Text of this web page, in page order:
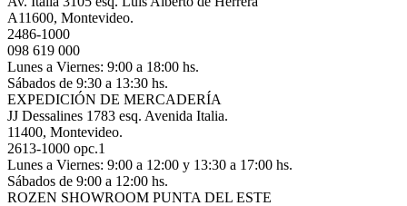
A11600, Montevideo.
2486-1000
098 619 000
Lunes a Viernes: 9:00 a 18:00 hs.
Sábados de 9:30 a 13:30 hs.
EXPEDICIÓN DE MERCADERÍA
JJ Dessalines 1783 esq. Avenida Italia.
11400, Montevideo.
2613-1000 opc.1
Lunes a Viernes: 9:00 a 12:00 y 13:30 a 17:00 hs.
Sábados de 9:00 a 12:00 hs.
ROZEN SHOWROOM PUNTA DEL ESTE